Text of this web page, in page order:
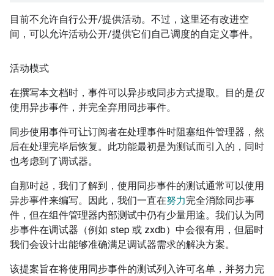
目前不允许自行公开/提供活动。不过，这里还有改进空
间，可以允许活动公开/提供它们自己调度的自定义事件。
活动模式
在撰写本文档时，事件可以异步或同步方式提取。目的是仅
使用异步事件，并完全弃用同步事件。
同步使用事件可让订阅者在处理事件时阻塞组件管理器，然
后在处理完毕后恢复。此功能最初是为测试而引入的，同时
也考虑到了调试器。
自那时起，我们了解到，使用同步事件的测试通常可以使用
异步事件来编写。因此，我们一直在努力完全消除同步事
件，但在组件管理器内部测试中仍有少量用途。我们认为同
步事件在调试器（例如 step 或 zxdb）中会很有用，但届时
我们会设计出能够准确满足调试器需求的解决方案。
该提案旨在将使用同步事件的测试列入许可名单，并努力完